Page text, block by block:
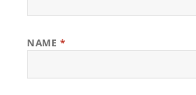
NAME *